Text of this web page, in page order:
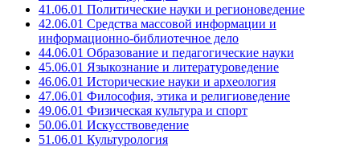
41.06.01 Политические науки и регионоведение
42.06.01 Средства массовой информации и
информационно-библиотечное дело
44.06.01 Образование и педагогические науки
45.06.01 Языкознание и литературоведение
46.06.01 Исторические науки и археология
47.06.01 Философия, этика и религиоведение
49.06.01 Физическая культура и спорт
50.06.01 Искусствоведение
51.06.01 Культурология